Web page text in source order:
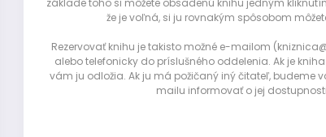
že je voľná, si ju rovnakým spôsobom
Rezervovať knihu je takisto možné e-mailom
alebo telefonicky do príslušného oddelenia. Ak je
vám ju odložia. Ak ju má požičaný iný čitateľ, budeme
mailu informovať o jej